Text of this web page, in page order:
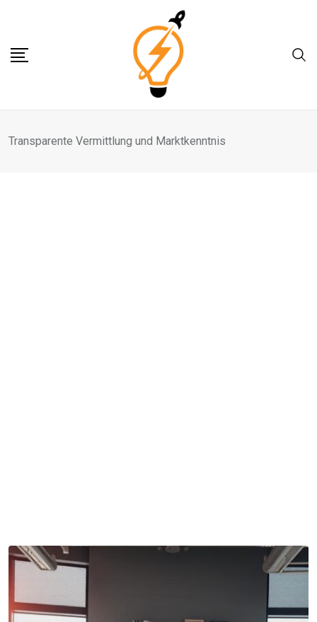
content
Transparente Vermittlung und Marktkenntnis